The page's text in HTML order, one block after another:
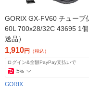
GORIX GX-FV60 チューブ
60L 700x28/32C 43695 1
送品）
1,910円 （税込）
ログイン&全額PayPay支払いで
5%
GORIX